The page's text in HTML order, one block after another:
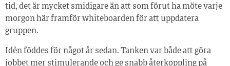
tid, det är mycket smidigare än att som förut ha möte varje
morgon här framför whiteboarden för att uppdatera
gruppen.
Idén föddes för något år sedan. Tanken var både att göra
jobbet mer stimulerande och ge snabb återkoppling på